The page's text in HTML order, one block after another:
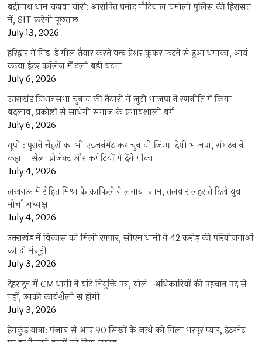
बद्रीनाथ धाम चढ़ावा चोरी: आरोपित प्रमोद नौटियाल चमोली पुलिस की हिरासत
में, SIT करेगी पूछताछ
July 13, 2026
हरिद्वार में मिड-डे मील तैयार करते वक्त प्रेशर कुकर फटने से हुआ धमाका, आर्य
कन्या इंटर कॉलेज में टली बड़ी घटना
July 6, 2026
उत्तराखंंड विधानसभा चुनाव की तैयारी में जुटी भाजपा ने रणनीति में किया
बदलाव, प्रकोष्ठों से साधेगी समाज के प्रभावशाली वर्ग
July 6, 2026
यूपी : पुराने चेहरों का भी एडजर्नमेंट कर चुनावी जिम्मा देगी भाजपा, संगठन ने
कहा – सेल-प्रोजेक्ट और कमेटियों में देंगे मौका
July 4, 2026
लखनऊ में रोहित मिश्रा के काफिले ने लगाया जाम, तलवार लहराते दिखे युवा
मोर्चा अध्यक्ष
July 4, 2026
उत्तराखंड में विकास को मिली रफ्तार, सीएम धामी ने 42 करोड़ की परियोजनाओं
को दी मंजूरी
July 3, 2026
देहरादून में CM धामी ने बांटे नियुक्ति पत्र, बोले- अधिकारियों की पहचान पद से
नहीं, उनकी कार्यशैली से होगी
July 3, 2026
हेमकुंड यात्रा: पंजाब से आए 90 सिखों के जत्थे को मिला भरपूर प्यार, इंटरनेट